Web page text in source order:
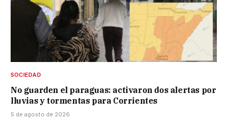
SOCIEDAD
No guarden el paraguas: activaron dos alertas por
lluvias y tormentas para Corrientes
5 de agosto de 2026